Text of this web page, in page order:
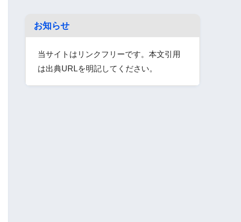
お知らせ
当サイトはリンクフリーです。本文引用
は出典URLを明記してください。